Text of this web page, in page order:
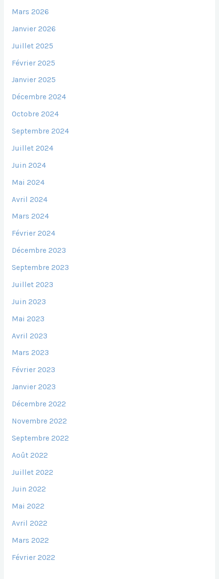
Mars 2026
Janvier 2026
Juillet 2025
Février 2025
Janvier 2025
Décembre 2024
Octobre 2024
Septembre 2024
Juillet 2024
Juin 2024
Mai 2024
Avril 2024
Mars 2024
Février 2024
Décembre 2023
Septembre 2023
Juillet 2023
Juin 2023
Mai 2023
Avril 2023
Mars 2023
Février 2023
Janvier 2023
Décembre 2022
Novembre 2022
Septembre 2022
Août 2022
Juillet 2022
Juin 2022
Mai 2022
Avril 2022
Mars 2022
Février 2022